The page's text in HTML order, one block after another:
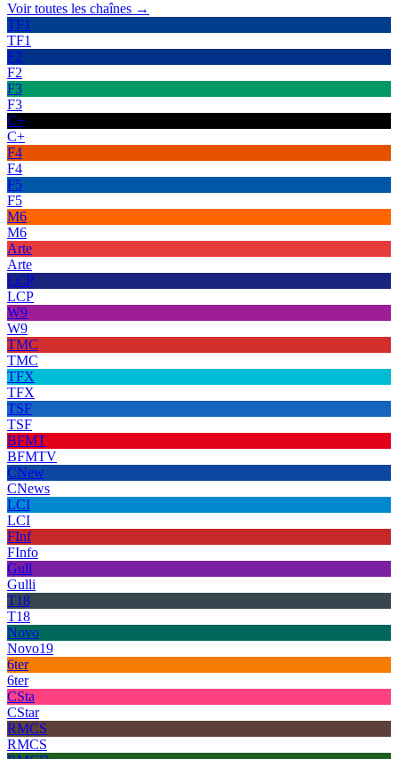
Voir toutes les chaînes →
TF1
TF1
F2
F2
F3
F3
C+
C+
F4
F4
F5
F5
M6
M6
Arte
Arte
LCP
LCP
W9
W9
TMC
TMC
TFX
TFX
TSF
TSF
BFMT
BFMTV
CNew
CNews
LCI
LCI
FInf
FInfo
Gull
Gulli
T18
T18
Novo
Novo19
6ter
6ter
CSta
CStar
RMCS
RMCS